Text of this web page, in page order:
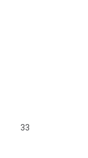
33